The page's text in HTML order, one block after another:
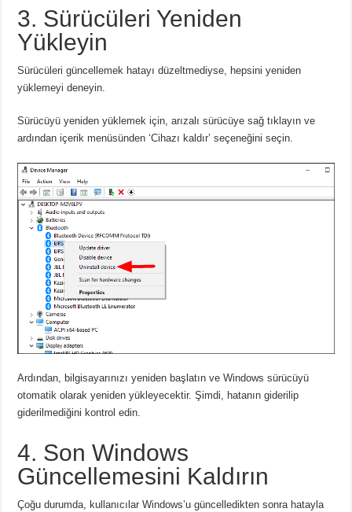
3. Sürücüleri Yeniden
Yükleyin
Sürücüleri güncellemek hatayı düzeltmediyse, hepsini yeniden
yüklemeyi deneyin.
Sürücüyü yeniden yüklemek için, arızalı sürücüye sağ tıklayın ve
ardından içerik menüsünden ‘Cihazı kaldır’ seçeneğini seçin.
Ardından, bilgisayarınızı yeniden başlatın ve Windows sürücüyü
otomatik olarak yeniden yükleyecektir. Şimdi, hatanın giderilip
giderilmediğini kontrol edin.
4. Son Windows
Güncellemesini Kaldırın
Çoğu durumda, kullanıcılar Windows’u güncelledikten sonra hatayla